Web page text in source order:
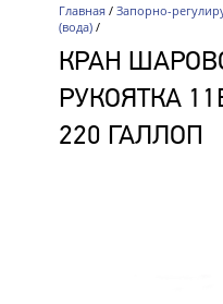
Главная/ Запорно-
(вода)/
КРАН
РУКОЯТКА
220 ГАЛЛОП